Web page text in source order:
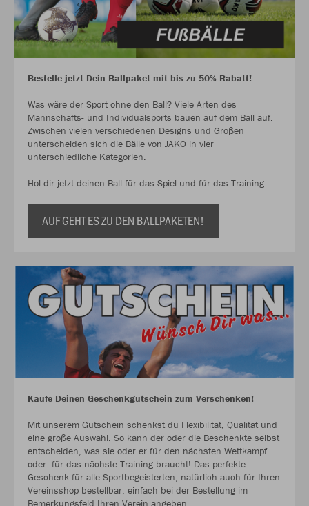
Bestelle jetzt Dein Ballpaket mit bis zu 50% Rabatt!
Was wäre der Sport ohne den Ball? Viele Arten des
Mannschafts- und Individualsports bauen auf dem Ball auf.
Zwischen vielen verschiedenen Designs und Größen
unterscheiden sich die Bälle von JAKO in vier
unterschiedliche Kategorien.
Hol dir jetzt deinen Ball für das Spiel und für das Training.
AUF GEHT ES ZU DEN BALLPAKETEN!
Kaufe Deinen Geschenkgutschein zum Verschenken!
Mit unserem Gutschein schenkst du Flexibilität, Qualität und
eine große Auswahl. So kann der oder die Beschenkte selbst
entscheiden, was sie oder er für den nächsten Wettkampf
oder für das nächste Training braucht! Das perfekte
Geschenk für alle Sportbegeisterten, natürlich auch für Ihren
Vereinsshop bestellbar, einfach bei der Bestellung im
Bemerkungsfeld Ihren Verein angeben.